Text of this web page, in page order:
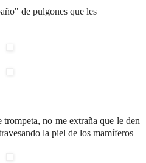
de pulgones que les
trompeta, no me extraña que le den
la piel de los mamíferos